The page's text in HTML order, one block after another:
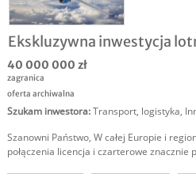
Ekskluzywna inwestycja
40 000 000 zł
zagranica
oferta archiwalna
Szukam inwestora:Transport, logistyka,
Szanowni Państwo, W całej Europie i
połączenia licencja i czarterowe znacznie